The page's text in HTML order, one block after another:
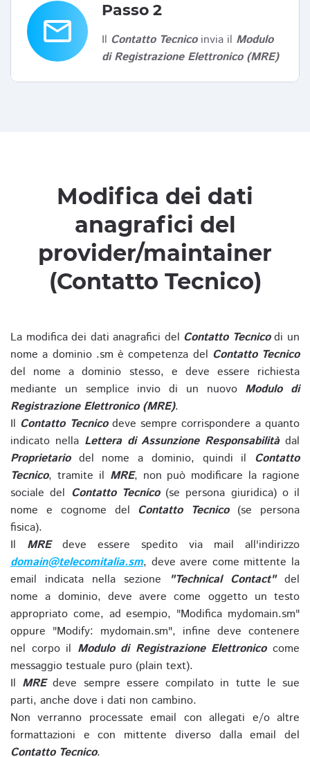
email
Passo 2
Il Contatto Tecnicoinvia il Modulo
di Registrazione Elettronico (MRE)
Modifica dei dati
anagrafici del
provider/maintainer
(Contatto Tecnico)
La modifica dei dati anagrafici del Contatto Tecnicodi un
nome a dominio .sm è competenza del Contatto Tecnico
del nome a dominio stesso, e deve essere richiesta
mediante un semplice invio di un nuovo Modulo di
Registrazione Elettronico (MRE).
Il Contatto Tecnicodeve sempre corrispondere a quanto
indicato nella Lettera di Assunzione Responsabilitàdal
Proprietariodel nome a dominio, quindi il Contatto
Tecnico, tramite il MRE, non può modificare la ragione
sociale del Contatto Tecnico(se persona giuridica) o il
nome e cognome del Contatto Tecnico(se persona
fisica).
Il MREdeve essere spedito via mail all'indirizzo
domain@telecomitalia.sm, deve avere come mittente la
email indicata nella sezione
"Technical Contact"del
nome a dominio, deve avere come oggetto un testo
appropriato come, ad esempio, "Modifica mydomain.sm"
oppure "Modify: mydomain.sm", infine deve contenere
nel corpo il Modulo di Registrazione Elettronicocome
messaggio testuale puro (plain text).
Il MREdeve sempre essere compilato in tutte le sue
parti, anche dove i dati non cambino.
Non verranno processate email con allegati e/o altre
formattazioni e con mittente diverso dalla email del
Contatto Tecnico.